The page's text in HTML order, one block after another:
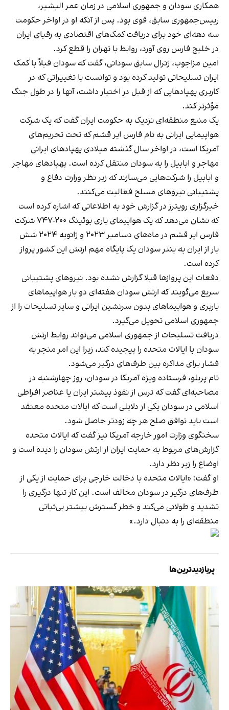
همکاری سودان و جمهوری اسلامی در زمان عمر البشیر،
رییس‌جمهوری سابق، قوی بود. پس از آنکه او در اواخر حکومت
سه دهه‌ای خود برای دریافت کمک‌های اقتصادی به رقبای ایران
در خلیج فارس روی آورد، روابط با تهران را قطع کرد.
امین مزاجوب، ژنرال سابق سودانی، گفت که سودان قبلاً با کمک
ایران تسلیحاتی تولید کرده بود و توانست با تغییراتی که در
کاربری پهپادهایی که از قبل در اختیار داشت، آنها را در طول جنگ
مؤثرتر کند.
یک منبع منطقه‌ای نزدیک به حکومت ایران گفت که یک شرکت
هواپیمایی ایرانی به نام فارس ایر قشم که تحت تحریم‌های
آمریکا است، در اواخر سال گذشته میلادی پهپادهای ایرانی
مهاجر و ابابیل را به سودان منتقل کرده است. پهپادهای مهاجر
و ابابیل را شرکت‌هایی می‌سازند که زیر نظر وزارت دفاع و
پشتیبانی نیروهای مسلح فعالیت می‌کنند.
خبرگزاری رویترز در گزارش خود به اطلاعاتی که اشاره کرده است
که نشان می‌دهد که یک هواپیمای باری بوئینگ ۲۰۰-۷۴۷ شرکت
فارس ایر قشم در ماه‌های دسامبر ۲۰۲۳ و ژانویه ۲۰۲۴ شش
بار از ایران به بندر سودان یک پایگاه مهم ارتش این کشور پرواز
کرده است.
دفعات این پروازها قبلا گزارش نشده بود. نیروهای پشتیبانی
سریع می‌گویند که ارتش سودان هفته‌ای دو بار هواپیماهای
باربری و هواپیماهای بدون سرنشین ایرانی و سایر تسلیحات را از
جمهوری اسلامی تحویل می‌گیرد.
دریافت تسلیحات از جمهوری اسلامی می‌تواند روابط ارتش
سودان با ایالات متحده را پیچیده کند، زیرا این امر منجر به
فشار برای مذاکره بین طرف‌های درگیر می‌شود.
تام پریلو، فرستاده ویژه آمریکا در سودان، روز چهارشنبه در
مصاحبه‌ای گفت که ترس از نفوذ بیشتر ایران یا عناصر افراطی
اسلامی در سودان یکی از دلایلی است که ایالات متحده معتقد
است باید توافق صلح هر چه زودتر حاصل شود.
سخنگوی وزارت امور خارجه آمریکا نیز گفت که ایالات متحده
گزارش‌های مربوط به حمایت ایران از ارتش سودان را دیده است و
اوضاع را زیر نظر دارد.
او گفت: «ایالات متحده با دخالت خارجی برای حمایت از یکی از
طرف‌های درگیر در سودان مخالف است. این کار تنها درگیری را
تشدید و طولانی می‌کند و خطر گسترش بیشتر بی‌ثباتی
منطقه‌ای را به دنبال دارد.»
پربازدیدترین‌ها